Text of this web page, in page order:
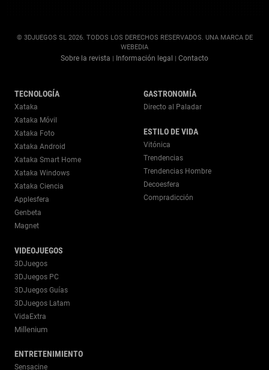
© 3DJUEGOS SL 2026. TODOS LOS DERECHOS RESERVADOS. UNA MARCA DE
WEBEDIA
Sobre la revista | Información legal | Contacto
TECNOLOGÍA
Xataka
Xataka Móvil
Xataka Foto
Xataka Android
Xataka Smart Home
Xataka Windows
Xataka Ciencia
Applesfera
Genbeta
Magnet
VIDEOJUEGOS
3DJuegos
3DJuegos PC
3DJuegos Guías
3DJuegos Latam
VidaExtra
Millenium
ENTRETENIMIENTO
Sensacine
GASTRONOMÍA
Directo al Paladar
ESTILO DE VIDA
Vitónica
Trendencias
Trendencias Hombre
Decoesfera
Compradicción